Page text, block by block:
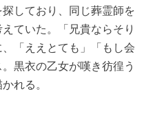
しており、同じ葬霊師を
ていた。「兄貴ならそり
「ええとても」「もし会
黒衣の乙女が嘆き彷徨う
れる。